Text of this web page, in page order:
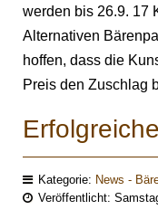
werden bis 26.9. 17
Alternativen
hoffen, dass die
Preis den Zuschlag
Kategorie: News -
Veröffentlicht: